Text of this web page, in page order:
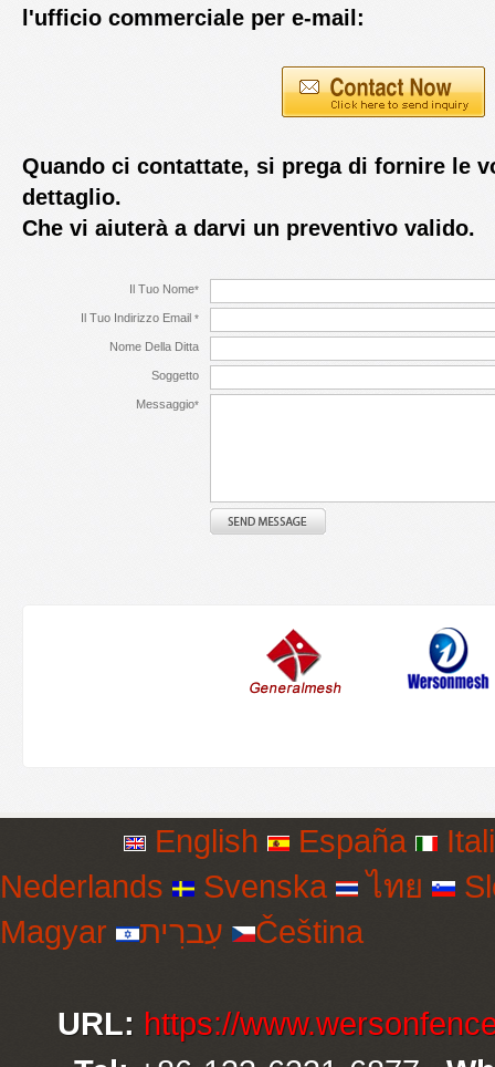
l'ufficio commerciale per e-mail:
Quando ci contattate, si prega di fornire le
dettaglio.
Che vi aiuterà a darvi un preventivo valido.
Il Tuo Nome*
Il Tuo Indirizzo Email *
Nome Della Ditta
Soggetto
Messaggio*
English España
Nederlands
Svenska ไทย
Magyar
עִברִית Čeština
URL: https://